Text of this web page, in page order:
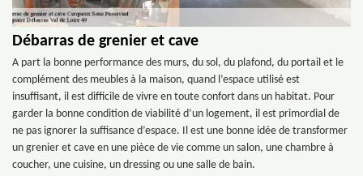
Débarras de grenier et cave
A part la bonne performance des murs, du sol, du plafond, du portail et le
complément des meubles à la maison, quand l’espace utilisé est
insuffisant, il est difficile de vivre en toute confort dans un habitat. Pour
garder la bonne condition de viabilité d’un logement, il est primordial de
ne pas ignorer la suffisance d’espace. Il est une bonne idée de transformer
un grenier et cave en une pièce de vie comme un salon, une chambre à
coucher, une cuisine, un dressing ou une salle de bain.